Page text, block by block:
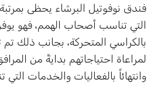
فندق نوفوتيل البرشاء يحظى
التي تناسب أصحاب الهمم، فهو
بالكراسي المتحركة، بجانب ذلك
لمراعاة احتياجاتهم بدايةً من
وانتهائاً بالفعاليات والخدمات